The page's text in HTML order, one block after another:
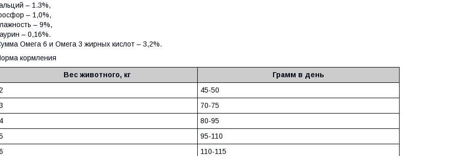
– 1.3%,
– 1,0%,
– 9%,
– 0,16%.
Омега 6 и Омега 3 жирных кислот – 3,2%.
кормления
Вес животного, кг
Грамм в день
2
45-50
70-75
4
80-95
95-110
110-115